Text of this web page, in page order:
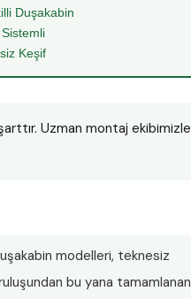
Duşakabin
Sistemli
Keşif
şarttır. Uzman montaj ekibimizle
modelleri, teknesiz
bu yana tamamlanan